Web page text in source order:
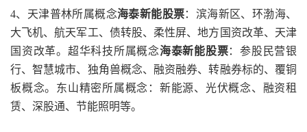
4、天津普林所属概念海泰新能股票：滨海新区、环渤海、
大飞机、航天军工、债转股、柔性屏、地方国资改革、天津
国资改革。超华科技所属概念海泰新能股票：参股民营银
行、智慧城市、独角兽概念、融资融券、转融券标的、覆铜
板概念。东山精密所属概念：新能源、光伏概念、融资租
赁、深股通、节能照明等。